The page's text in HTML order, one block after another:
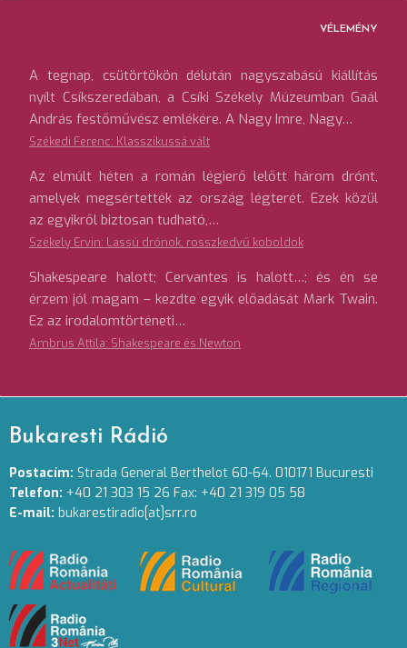
VÉLEMÉNY
A tegnap, csütörtökön délután nagyszabású kiállítás
nyílt Csíkszeredában, a Csíki Székely Múzeumban Gaál
András festőművész emlékére. A Nagy Imre, Nagy…
Székedi Ferenc: Klasszikussá vált
Az elmúlt héten a román légierő lelőtt három drónt,
amelyek megsértették az ország légterét. Ezek közül
az egyikről biztosan tudható,…
Székely Ervin: Lassú drónok, rosszkedvű koboldok
Shakespeare halott; Cervantes is halott…; és én se
érzem jól magam – kezdte egyik előadását Mark Twain.
Ez az irodalomtörténeti…
Ambrus Attila: Shakespeare és Newton
Bukaresti Rádió
Postacím: Strada General Berthelot 60-64. 010171 Bucuresti
Telefon: +40 21 303 15 26 Fax: +40 21 319 05 58
E-mail: bukarestiradio[at]srr.ro